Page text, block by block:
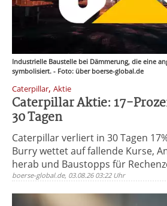
Industrielle Baustelle bei Dämmerung, die eine
symbolisiert. - Foto: über boerse-global.de
Caterpillar, Aktie
Caterpillar Aktie: 17-
30 Tagen
Caterpillar verliert in 30 Tagen
Burry wettet auf fallende Kurse,
herab und Baustopps für
boerse-global.de, 03.08.26 03:22 Uhr